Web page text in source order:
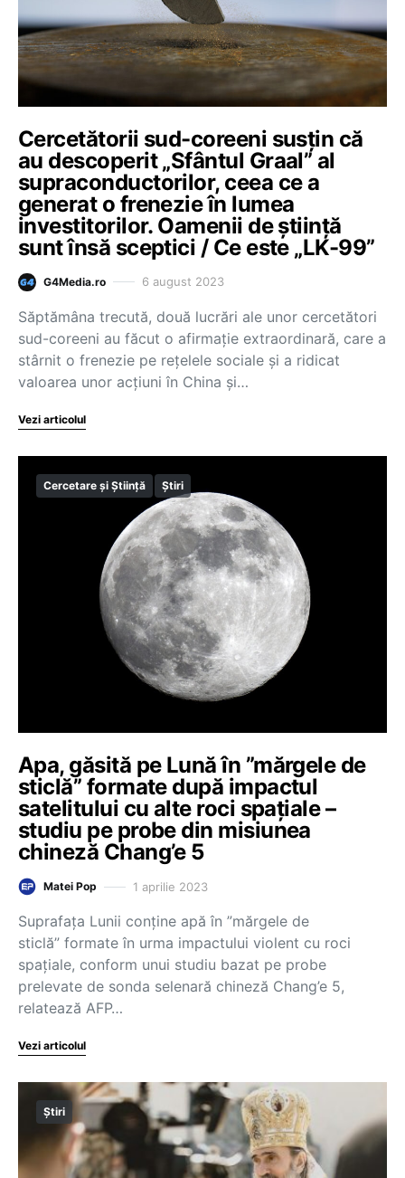
Cercetătorii sud-coreeni susţin că
au descoperit „Sfântul Graal” al
supraconductorilor, ceea ce a
generat o frenezie în lumea
investitorilor. Oamenii de ştiinţă
sunt însă sceptici / Ce este „LK-99”
G4Media.ro 6 august 2023
Săptămâna trecută, două lucrări ale unor cercetători
sud-coreeni au făcut o afirmaţie extraordinară, care a
stârnit o frenezie pe reţelele sociale şi a ridicat
valoarea unor acţiuni în China şi…
Vezi articolul
Cercetare și Știință Știri
Apa, găsită pe Lună în ”mărgele de
sticlă” formate după impactul
satelitului cu alte roci spațiale –
studiu pe probe din misiunea
chineză Chang’e 5
Matei Pop 1 aprilie 2023
Suprafaţa Lunii conţine apă în ”mărgele de
sticlă” formate în urma impactului violent cu roci
spaţiale, conform unui studiu bazat pe probe
prelevate de sonda selenară chineză Chang’e 5,
relatează AFP…
Vezi articolul
Știri